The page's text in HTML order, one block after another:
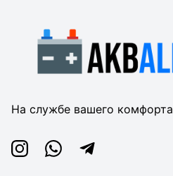
На службе вашего комфорта
InstagramWhatsappTelegram